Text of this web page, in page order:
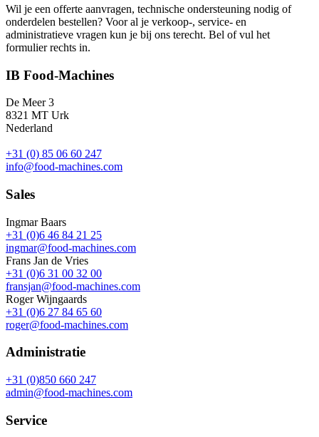
Wil je een offerte aanvragen, technische ondersteuning nodig of
onderdelen bestellen? Voor al je verkoop-, service- en
administratieve vragen kun je bij ons terecht. Bel of vul het
formulier rechts in.
IB Food-Machines
De Meer 3
8321 MT Urk
Nederland
+31 (0) 85 06 60 247
info@food-machines.com
Sales
Ingmar Baars
+31 (0)6 46 84 21 25
ingmar@food-machines.com
Frans Jan de Vries
+31 (0)6 31 00 32 00
fransjan@food-machines.com
Roger Wijngaards
+31 (0)6 27 84 65 60
roger@food-machines.com
Administratie
+31 (0)850 660 247
admin@food-machines.com
Service